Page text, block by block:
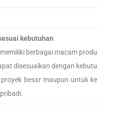
kebutuhan
berbagai macam produ
disesuaikan dengan kebutu
besar maupun untuk ke